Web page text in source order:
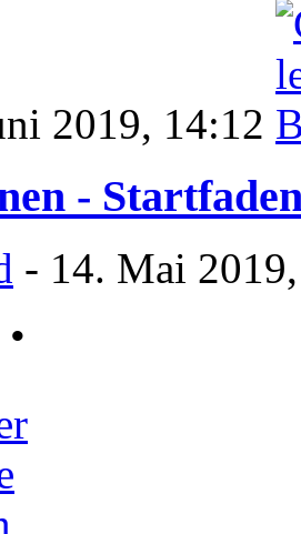
2019, 14:12
-
- 14. Mai
•